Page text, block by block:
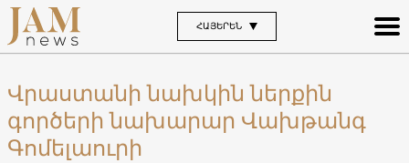
ՀԱՅԵՐԵՆ
Վրաստանի նախկին ներքին
գործերի նախարար Վախթանգ
Գոմելաուրի